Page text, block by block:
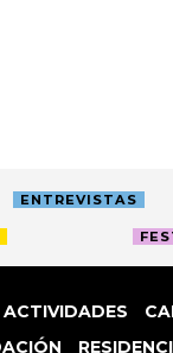
ENTREVISTAS
ACTIVIDADES